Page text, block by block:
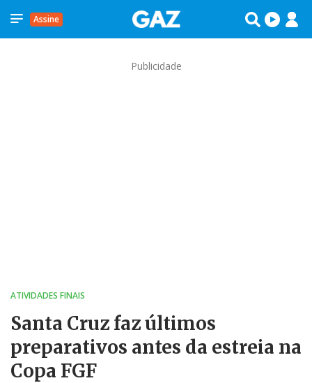
Assine
Publicidade
ATIVIDADES FINAIS
Santa Cruz faz últimos
preparativos antes da estreia na
Copa FGF